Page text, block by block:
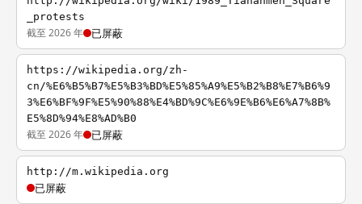
_protests
截至 2026 年 已屏蔽
https://wikipedia.org/zh-
cn/%E6%B5%B7%E5%B3%BD%E5%85%A9%E5%B2%B8%E7%B6%9
3%E6%BF%9F%E5%90%88%E4%BD%9C%E6%9E%B6%E6%A7%8B%
E5%8D%94%E8%AD%B0
截至 2026 年 已屏蔽
http://m.wikipedia.org
已屏蔽